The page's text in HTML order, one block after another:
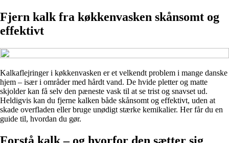
Fjern kalk fra køkkenvasken skånsomt og
effektivt
Kalkaflejringer i køkkenvasken er et velkendt problem i mange danske
hjem – især i områder med hårdt vand. De hvide pletter og matte
skjolder kan få selv den pæneste vask til at se trist og snavset ud.
Heldigvis kan du fjerne kalken både skånsomt og effektivt, uden at
skade overfladen eller bruge unødigt stærke kemikalier. Her får du en
guide til, hvordan du gør.
Forstå kalk – og hvorfor den sætter sig